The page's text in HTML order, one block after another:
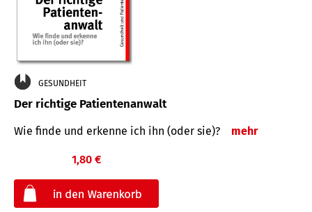
GESUNDHEIT
Der richtige Patientenanwalt
Wie finde und erkenne ich ihn (oder sie)? mehr
1,80 €